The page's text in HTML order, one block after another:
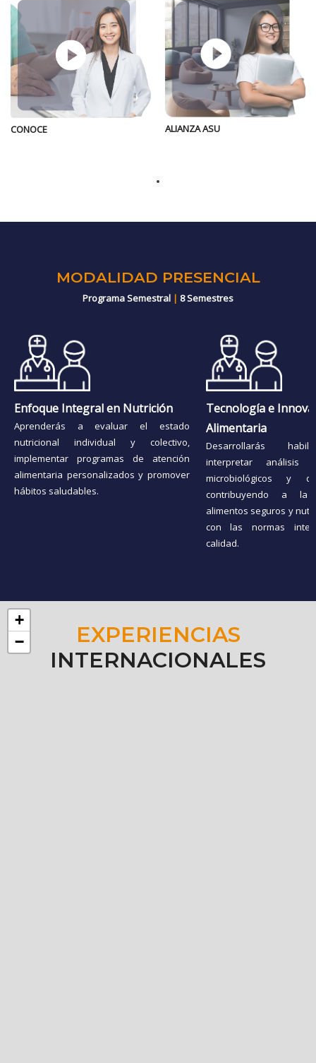
CONOCE ALIANZA ASU
MODALIDAD PRESENCIAL
Programa Semestral | 8 Semestres
Enfoque Integral en Nutrición
Aprenderás a evaluar el estado
nutricional individual y colectivo,
implementar programas de atención
alimentaria personalizados y promover
hábitos saludables.
Tecnología e
Alimentaria
Desarrollarás
interpretar análisis
microbiológicos y
contribuyendo a la
alimentos seguros y
con las normas
calidad.
EXPERIENCIAS
INTERNACIONALES
+
−